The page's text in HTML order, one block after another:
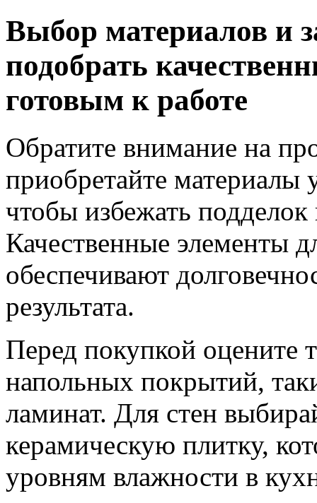
Выбор материалов и
подобрать
готовым к работе
Обратите внимание на
приобретайте
чтобы избежать подделок
Качественные элементы
обеспечивают
результата.
Перед покупкой оцените
напольных покрытий,
ламинат. Для стен
керамическую плитку,
уровням влажности в